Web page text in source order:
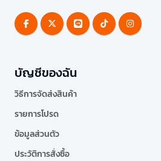
บัญชีของฉัน
วิธีการจัดส่งสินค้า
รายการโปรด
ข้อมูลส่วนตัว
ประวัติการสั่งซื้อ